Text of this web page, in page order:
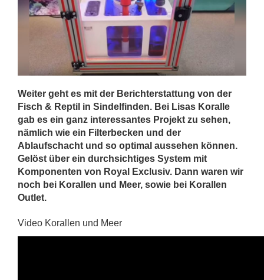
Weiter geht es mit der Berichterstattung von der
Fisch & Reptil in Sindelfinden. Bei Lisas Koralle
gab es ein ganz interessantes Projekt zu sehen,
nämlich wie ein Filterbecken und der
Ablaufschacht und so optimal aussehen können.
Gelöst über ein durchsichtiges System mit
Komponenten von Royal Exclusiv. Dann waren wir
noch bei Korallen und Meer, sowie bei Korallen
Outlet.
Video Korallen und Meer